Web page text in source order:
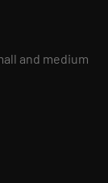
and medium